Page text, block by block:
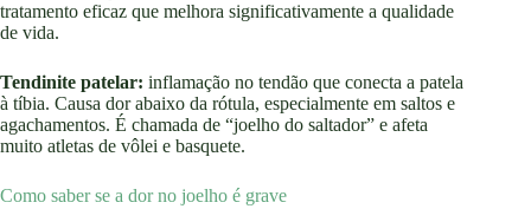
tratamento eficaz que melhora significativamente a qualidade
de vida.
Tendinite patelar: inflamação no tendão que conecta a patela
à tíbia. Causa dor abaixo da rótula, especialmente em saltos e
agachamentos. É chamada de “joelho do saltador” e afeta
muito atletas de vôlei e basquete.
Como saber se a dor no joelho é grave